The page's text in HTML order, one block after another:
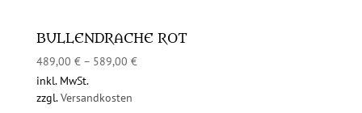
BULLENDRACHE ROT
489,00 €– 589,00 €
inkl. MwSt.
zzgl.Versandkosten